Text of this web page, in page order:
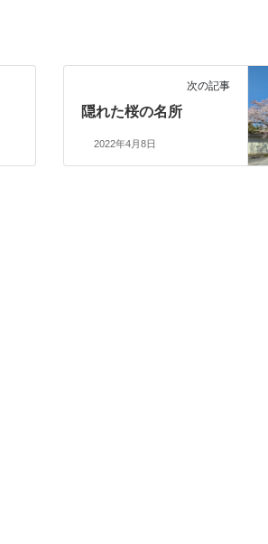
次の記事
隠れた桜の名所
2022年4月8日